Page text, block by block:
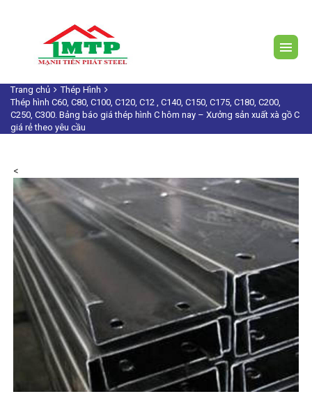
Trang chủ
Thép Hình
Thép hình C60, C80, C100, C120, C12 , C140, C150, C175, C180, C200,
C250, C300. Bảng báo giá thép hình C hôm nay – Xưởng sản xuất xà gồ C
giá rẻ theo yêu cầu
<